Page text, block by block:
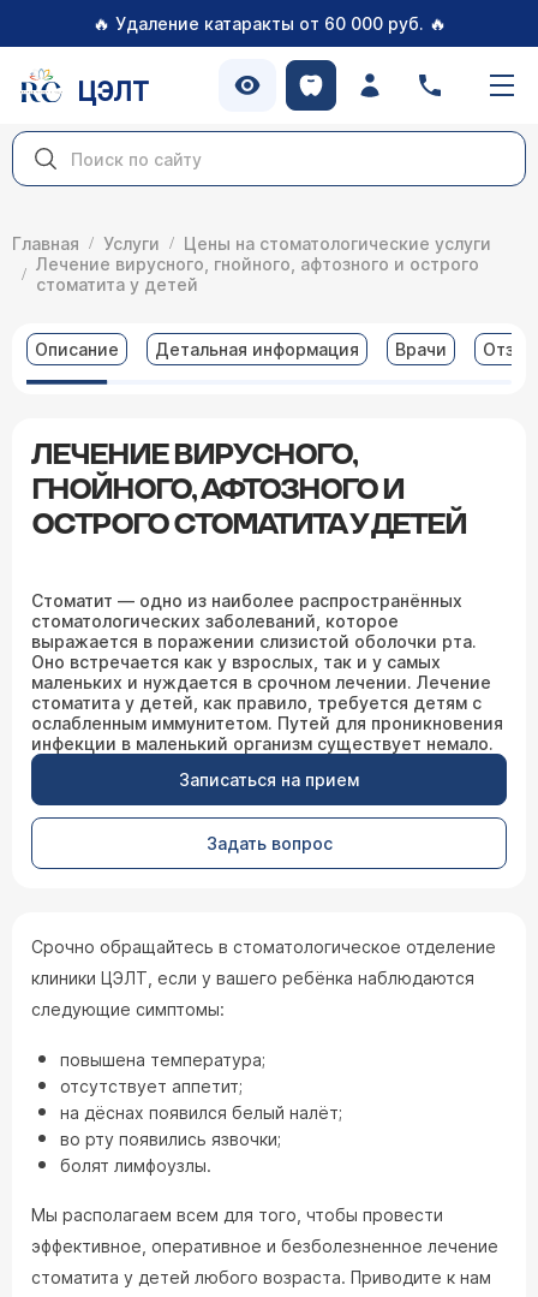
🔥 Удаление катаракты от 60 000 руб. 🔥
ЦЭЛТ
Главная Услуги
Цены на стоматологические услуги
Лечение вирусного, гнойного, афтозного и острого
стоматита у детей
Описание Детальная информация Врачи
ЛЕЧЕНИЕ ВИРУСНОГО,
ГНОЙНОГО, АФТОЗНОГО И
ОСТРОГО СТОМАТИТА У ДЕТЕЙ
Стоматит — одно из наиболее распространённых
стоматологических заболеваний, которое
выражается в поражении слизистой оболочки рта.
Оно встречается как у взрослых, так и у самых
маленьких и нуждается в срочном лечении. Лечение
стоматита у детей, как правило, требуется детям с
ослабленным иммунитетом. Путей для проникновения
инфекции в маленький организм существует немало.
Записаться на прием
Задать вопрос
Срочно обращайтесь в стоматологическое отделение
клиники ЦЭЛТ, если у вашего ребёнка наблюдаются
следующие симптомы:
повышена температура;
отсутствует аппетит;
на дёснах появился белый налёт;
во рту появились язвочки;
болят лимфоузлы.
Мы располагаем всем для того, чтобы провести
эффективное, оперативное и безболезненное лечение
стоматита у детей любого возраста. Приводите к нам